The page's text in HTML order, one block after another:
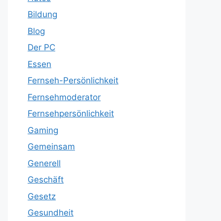
Bildung
Blog
Der PC
Essen
Fernseh-Persönlichkeit
Fernsehmoderator
Fernsehpersönlichkeit
Gaming
Gemeinsam
Generell
Geschäft
Gesetz
Gesundheit